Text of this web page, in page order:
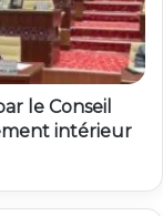
le Conseil
intérieur